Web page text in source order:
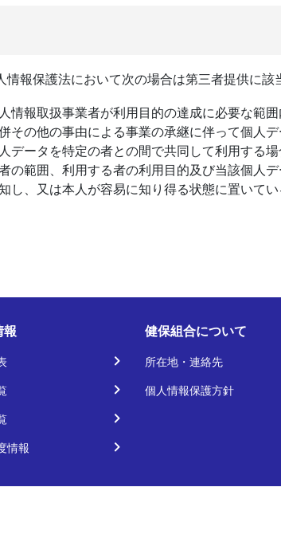
情報保護法において次の場合は第三者提供に
情報取扱事業者が利用目的の達成に必要な範
その他の事由による事業の承継に伴って個人
データを特定の者との間で共同して利用する
の範囲、利用する者の利用目的及び当該個人
し、又は本人が容易に知り得る状態に置いてい
報
情報
健保組合について
所在地・連絡先
個人情報保護方針